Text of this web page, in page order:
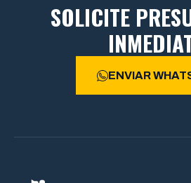
SOLICITE
ENVIAR